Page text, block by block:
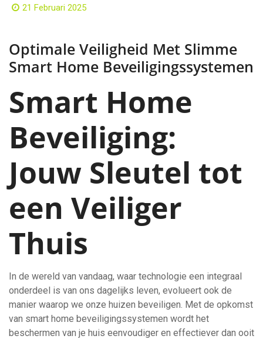
21 Februari 2025
Optimale Veiligheid Met Slimme
Smart Home Beveiligingssystemen
Smart Home
Beveiliging:
Jouw Sleutel tot
een Veiliger
Thuis
In de wereld van vandaag, waar technologie een integraal
onderdeel is van ons dagelijks leven, evolueert ook de
manier waarop we onze huizen beveiligen. Met de opkomst
van smart home beveiligingssystemen wordt het
beschermen van je huis eenvoudiger en effectiever dan ooit